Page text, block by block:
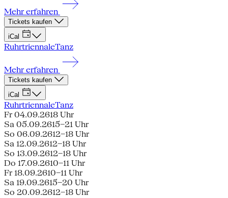
Mehr erfahren
Tickets kaufen
iCal
RuhrtriennaleTanz
Mehr erfahren
Tickets kaufen
iCal
RuhrtriennaleTanz
Fr 04.09.2618 Uhr
Sa 05.09.2615–21 Uhr
So 06.09.2612–18 Uhr
Sa 12.09.2612–18 Uhr
So 13.09.2612–18 Uhr
Do 17.09.2610–11 Uhr
Fr 18.09.2610–11 Uhr
Sa 19.09.2615–20 Uhr
So 20.09.2612–18 Uhr